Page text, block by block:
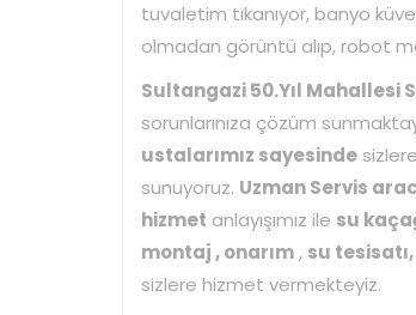
tuvaletim tıkanıyor, banyo
olmadan görüntü alıp, robot
Sultangazi 50.Yıl Mahallesi
sorunlarınıza çözüm
ustalarımız sayesinde
sunuyoruz. Uzman Servis
hizmet anlayışımız ile su
montaj , onarım, su
sizlere hizmet vermekteyiz.